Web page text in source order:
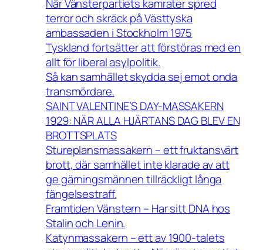
När Vänsterpartiets kamrater spred
terror och skräck på Västtyska
ambassaden i Stockholm 1975
Tyskland fortsätter att förstöras med en
allt för liberal asylpolitik.
Så kan samhället skydda sej emot onda
transmördare.
SAINT VALENTINE’S DAY-MASSAKERN
1929: NÄR ALLA HJÄRTANS DAG BLEV EN
BROTTSPLATS
Stureplansmassakern – ett fruktansvärt
brott, där samhället inte klarade av att
ge gärningsmännen tillräckligt långa
fängelsestraff.
Framtiden Vänstern – Har sitt DNA hos
Stalin och Lenin.
Katynmassakern – ett av 1900-talets